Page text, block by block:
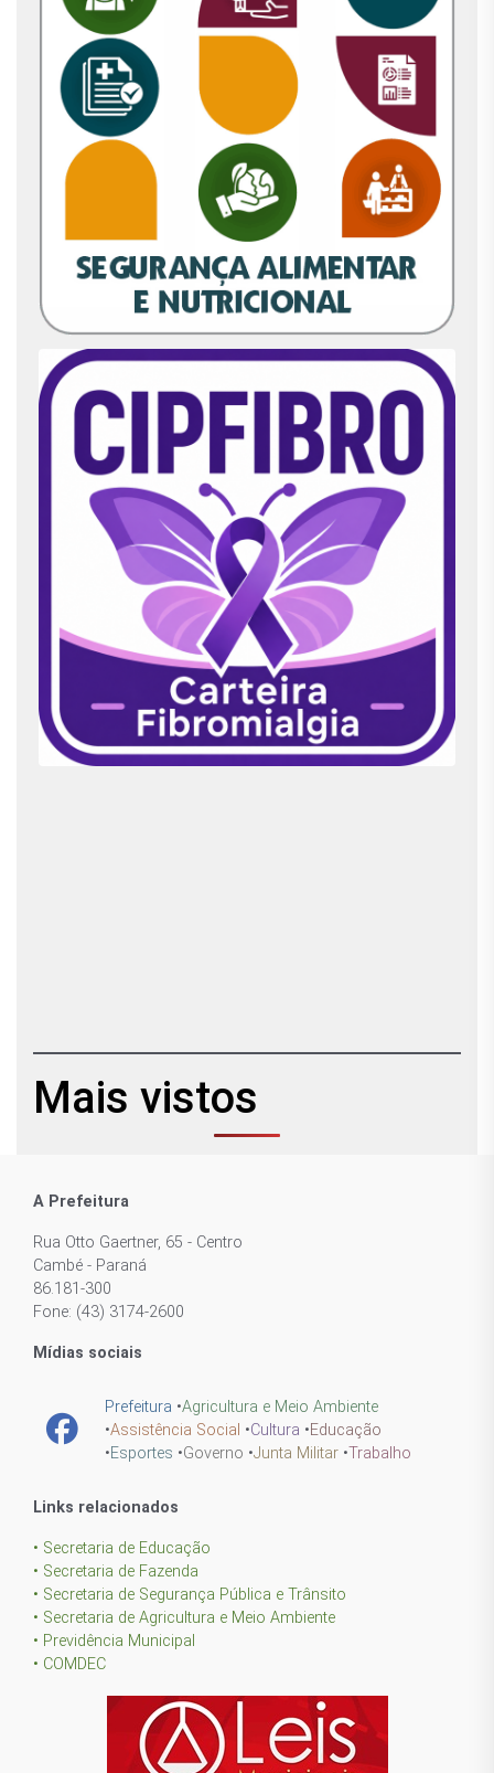
Mais vistos
A Prefeitura
Rua Otto Gaertner, 65 - Centro
Cambé - Paraná
86.181-300
Fone: (43) 3174-2600
Mídias sociais
Prefeitura •Agricultura e Meio Ambiente
•Assistência Social •Cultura •Educação
•Esportes •Governo •Junta Militar •Trabalho
Links relacionados
• Secretaria de Educação
• Secretaria de Fazenda
• Secretaria de Segurança Pública e Trânsito
• Secretaria de Agricultura e Meio Ambiente
• Previdência Municipal
• COMDEC